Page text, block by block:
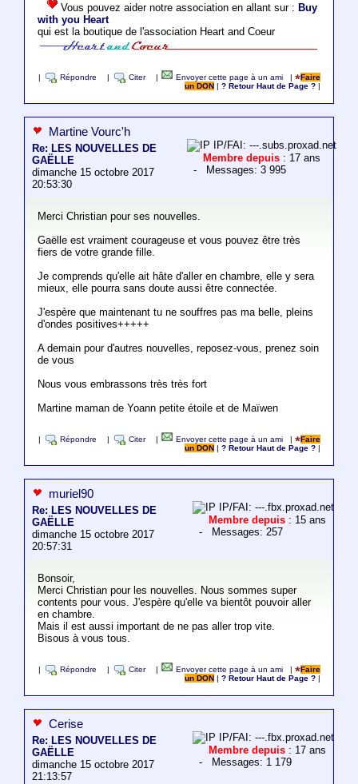
Vous pouvez aider notre association en allant sur : Buy
with you Heart
qui est la boutique de l'association Heart and Coeur
Répondre Citer Envoyer cette page à un ami |
Faire
un DON
|? Retour Haut de Page ?
Martine Vourc'h
Re: LES NOUVELLES DE
GAËLLE
dimanche 15 octobre 2017
20:53:30
IP/FAI: ---.subs.proxad.net
Membre depuis : 17 ans
- Messages: 3 995
Merci Christian pour ses nouvelles.
Gaëlle est vraiment courageuse et vous pouvez être très
fiers de votre grande fille.
Je comprends qu'elle ait hâte d'aller en chambre, elle y sera
mieux, elle pourra sans doute aussi être connectée.
J'espère que maintenant tu ne souffres pas ma belle, pleins
d'ondes positives+++++
A demain pour d'autres nouvelles, reposez-vous, prenez soin
de vous
Nous vous embrassons très très fort
Martine maman de Yoann petite étoile et de Maïwen
Répondre Citer Envoyer cette page à un ami |
Faire
un DON
|? Retour Haut de Page ?
muriel90
Re: LES NOUVELLES DE
GAËLLE
dimanche 15 octobre 2017
20:57:31
IP/FAI: ---.fbx.proxad.net
Membre depuis : 15 ans
- Messages: 257
Bonsoir,
Merci Christian pour les nouvelles. Nous sommes super
contents pour vous. J'espère qu'elle va bientôt pouvoir aller
en chambre.
Mais il est aussi important de ne pas aller trop vite.
Bisous à vous tous.
Répondre Citer Envoyer cette page à un ami |
Faire
un DON
|? Retour Haut de Page ?
Cerise
Re: LES NOUVELLES DE
GAËLLE
dimanche 15 octobre 2017
21:13:57
IP/FAI: ---.fbx.proxad.net
Membre depuis : 17 ans
- Messages: 1 179